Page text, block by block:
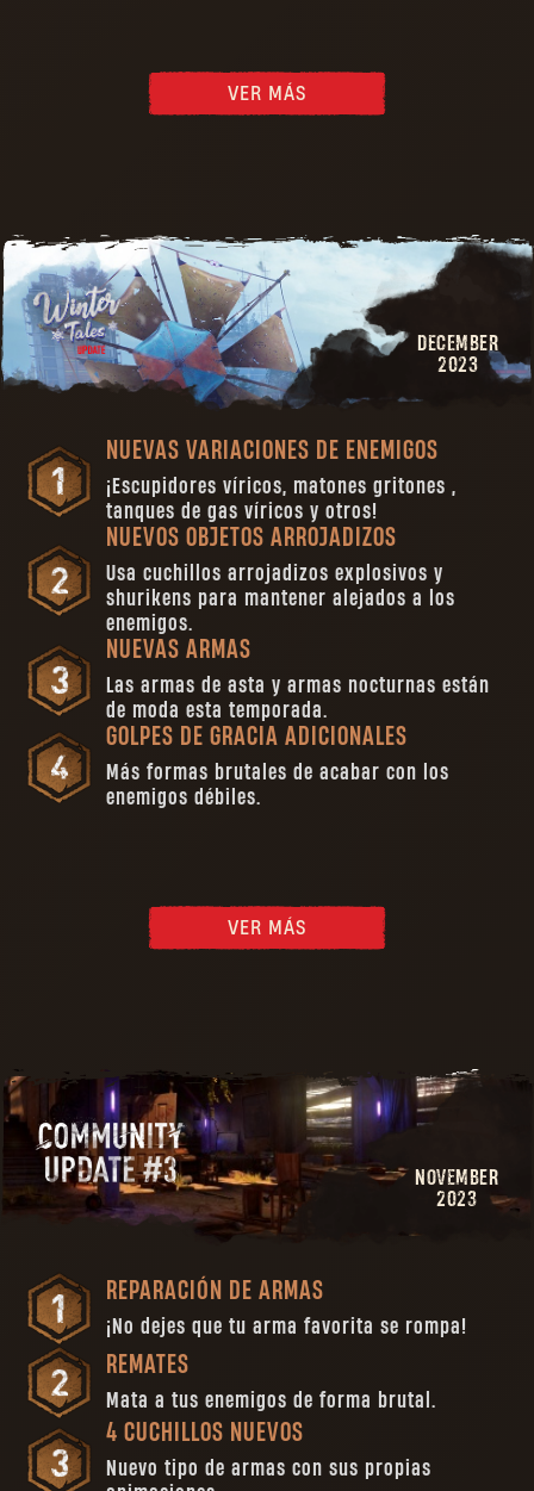
VER MÁS
DECEMBER
2023
NUEVAS VARIACIONES DE ENEMIGOS
¡Escupidores víricos, matones gritones ,
tanques de gas víricos y otros!
NUEVOS OBJETOS ARROJADIZOS
Usa cuchillos arrojadizos explosivos y
shurikens para mantener alejados a los
enemigos.
NUEVAS ARMAS
Las armas de asta y armas nocturnas están
de moda esta temporada.
GOLPES DE GRACIA ADICIONALES
Más formas brutales de acabar con los
enemigos débiles.
VER MÁS
NOVEMBER
2023
REPARACIÓN DE ARMAS
¡No dejes que tu arma favorita se rompa!
REMATES
Mata a tus enemigos de forma brutal.
4 CUCHILLOS NUEVOS
Nuevo tipo de armas con sus propias